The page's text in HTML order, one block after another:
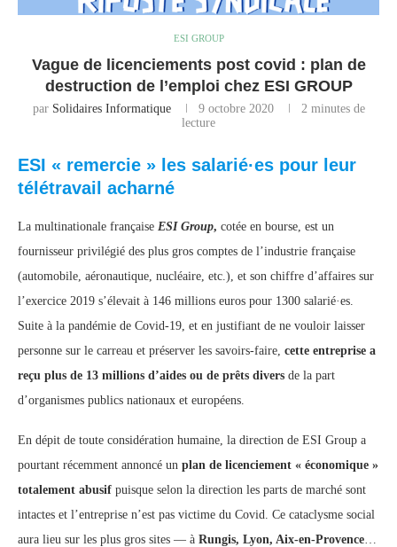
ESI GROUP
Vague de licenciements post covid : plan de
destruction de l’emploi chez ESI GROUP
par Solidaires Informatique 9 octobre 2020
2 minutes de
lecture
ESI « remercie » les salarié·es pour leur
télétravail acharné
La multinationale française ESI Group, cotée en bourse, est un
fournisseur privilégié des plus gros comptes de l’industrie française
(automobile, aéronautique, nucléaire, etc.), et son chiffre d’affaires sur
l’exercice 2019 s’élevait à 146 millions euros pour 1300 salarié·es.
Suite à la pandémie de Covid-19, et en justifiant de ne vouloir laisser
personne sur le carreau et préserver les savoirs-faire, cette entreprise a
reçu plus de 13 millions d’aides ou de prêts divers de la part
d’organismes publics nationaux et européens.
En dépit de toute considération humaine, la direction de ESI Group a
pourtant récemment annoncé un plan de licenciement « économique »
totalement abusif puisque selon la direction les parts de marché sont
intactes et l’entreprise n’est pas victime du Covid. Ce cataclysme social
aura lieu sur les plus gros sites — à Rungis, Lyon, Aix-en-Provence